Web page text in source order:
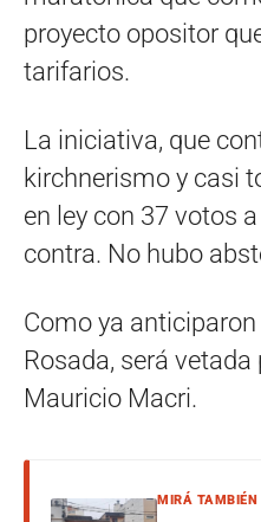
proyecto opositor
tarifarios.
La iniciativa, que
kirchnerismo y casi
en ley con 37 votos
contra. No hubo
Como ya
Rosada, será
Mauricio Macri.
MIRÁ TAMBIÉN